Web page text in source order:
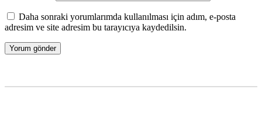
Daha sonraki yorumlarımda kullanılması için adım, e-posta
adresim ve site adresim bu tarayıcıya kaydedilsin.